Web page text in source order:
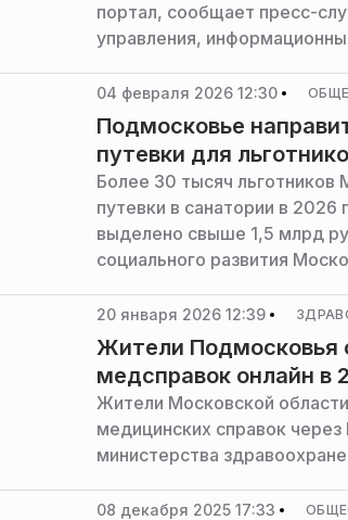
портал, сообщает пресс-
управления,
04 февраля 2026 12:30
Подмосковье
путевки для
Более 30 тысяч льготников
путевки в санатории в
выделено свыше 1,5 млрд
социального развития
20 января 2026 12:39
Жители Подмосковья
медсправок онлайн в
Жители Московской
медицинских справок
министерства
08 декабря 2025 17:33